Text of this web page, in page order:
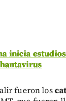
inicia
fueron los